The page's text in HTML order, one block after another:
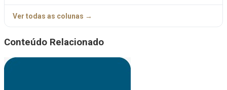
Ver todas as colunas →
Conteúdo Relacionado